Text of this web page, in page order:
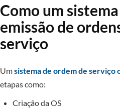
Como um
emissão de
serviço
Umsistema de ordem de serviço
etapas como:
Criação da OS